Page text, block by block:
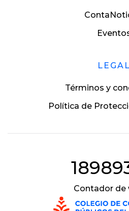
LEGAL
Términos y
Política de
Contador de